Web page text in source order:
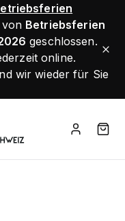
Betriebsferien
geschlossen.
online.
wir wieder für Sie